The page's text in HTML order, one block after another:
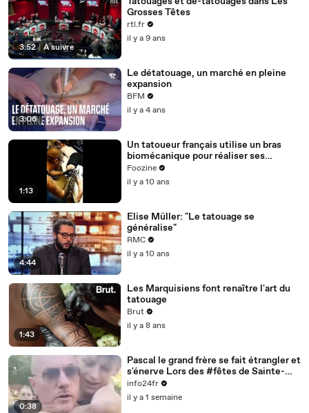
3:52 | À suivre
Grosses Têtes
rtl.fr
il y a 9 ans
3:06
Le détatouage, un marché en pleine
expansion
BFM
il y a 4 ans
1:13
Un tatoueur français utilise un bras
biomécanique pour réaliser ses
tatouages
Foozine
il y a 10 ans
4:44
Elise Müller: "Le tatouage se
généralise"
RMC
il y a 10 ans
1:43
Les Marquisiens font renaître l'art du
tatouage
Brut
il y a 8 ans
0:38
Pascal le grand frère se fait étrangler et
s'énerve Lors des #fêtes de Sainte-
Anne à Rethel (Ardennes)
info24fr
il y a 1 semaine